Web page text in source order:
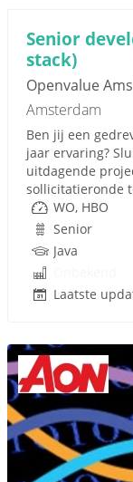
Senior
stack)
Openvalue
Amsterdam
Ben jij een
jaar ervaring?
uitdagende
sollicitatieronde
WO, HBO
Senior
Java
Laatste